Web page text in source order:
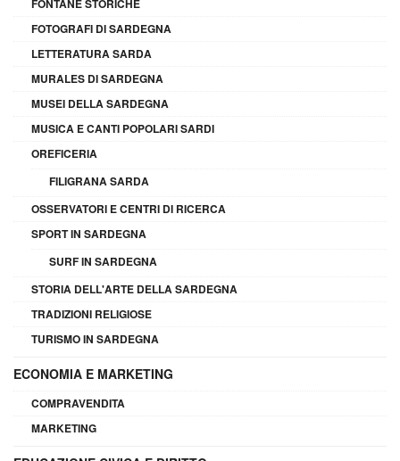
FONTANE STORICHE
FOTOGRAFI DI SARDEGNA
LETTERATURA SARDA
MURALES DI SARDEGNA
MUSEI DELLA SARDEGNA
MUSICA E CANTI POPOLARI SARDI
OREFICERIA
FILIGRANA SARDA
OSSERVATORI E CENTRI DI RICERCA
SPORT IN SARDEGNA
SURF IN SARDEGNA
STORIA DELL'ARTE DELLA SARDEGNA
TRADIZIONI RELIGIOSE
TURISMO IN SARDEGNA
ECONOMIA E MARKETING
COMPRAVENDITA
MARKETING